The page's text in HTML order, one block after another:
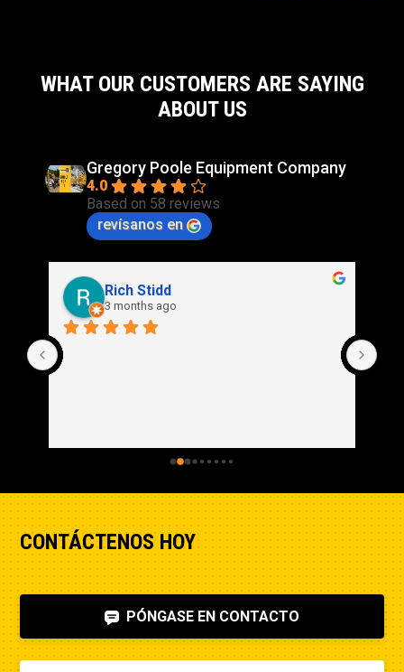
WHAT OUR CUSTOMERS ARE SAYING
ABOUT US
Gregory Poole Equipment Company
4.0
Based on 58 reviews
revísanos en
Rich Stidd
3 months ago
CONTÁCTENOS HOY
PÓNGASE EN CONTACTO